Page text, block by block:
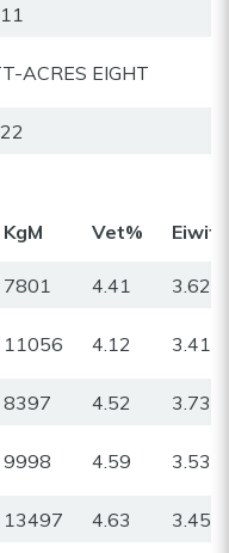
ACRES EIGHT
KgM Vet%
7801 4.41 3.62
11056 4.12 3.41
8397 4.52 3.73
9998 4.59 3.53
13497 4.63 3.45